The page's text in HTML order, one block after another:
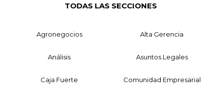
TODAS LAS SECCIONES
Agronegocios Alta Gerencia
Análisis Asuntos Legales
Caja Fuerte Comunidad Empresarial